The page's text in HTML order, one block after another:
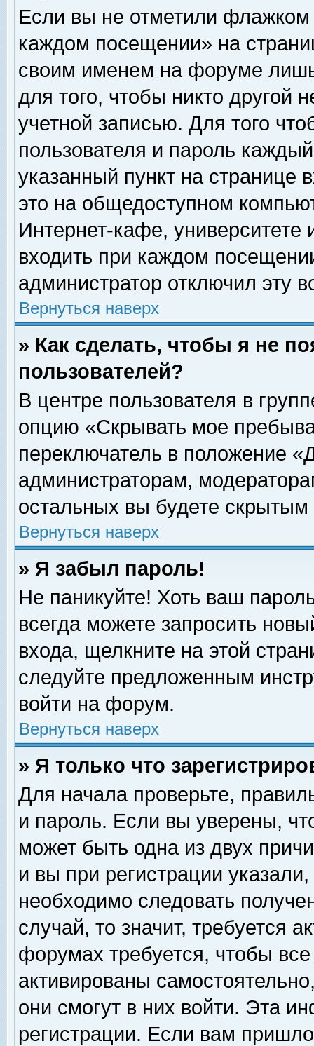
Если вы не отметили флажком
каждом посещении» на
своим именем на форуме
для того, чтобы никто другой
учетной записью. Для того
пользователя и пароль
указанный пункт на
это на общедоступном
Интернет-кафе, университете
входить при каждом
администратор отключил эту
Вернуться наверх
» Как сделать, чтобы я не
пользователей?
В центре пользователя в
опцию «Скрывать мое
переключатель в положение
администраторам,
остальных вы будете скрытым
Вернуться наверх
» Я забыл пароль!
Не паникуйте! Хоть ваш
всегда можете запросить
входа, щелкните на этой
следуйте предложенным
войти на форум.
Вернуться наверх
» Я только что
Для начала проверьте,
и пароль. Если вы уверены,
может быть одна из двух
и вы при регистрации
необходимо следовать
случай, то значит, требуется
форумах требуется, чтобы
активированы
они смогут в них войти. Эта
регистрации. Если вам